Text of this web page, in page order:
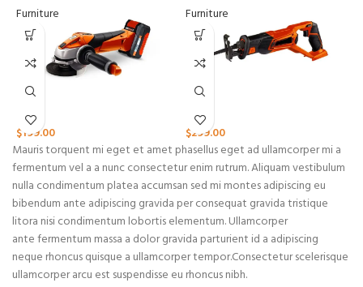
Furniture
$199.00
Furniture
$299.00
Mauris torquent mi eget et amet phasellus eget ad ullamcorper mi a
fermentum vel a a nunc consectetur enim rutrum. Aliquam vestibulum
nulla condimentum platea accumsan sed mi montes adipiscing eu
bibendum ante adipiscing gravida per consequat gravida tristique
litora nisi condimentum lobortis elementum. Ullamcorper
ante fermentum massa a dolor gravida parturient id a adipiscing
neque rhoncus quisque a ullamcorper tempor.Consectetur scelerisque
ullamcorper arcu est suspendisse eu rhoncus nibh.